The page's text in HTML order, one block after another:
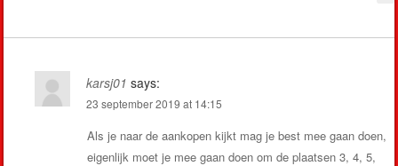
karsj01 says:
23 september 2019 at 14:15
Als je naar de aankopen kijkt mag je best mee gaan doen,
eigenlijk moet je mee gaan doen om de plaatsen 3, 4, 5,